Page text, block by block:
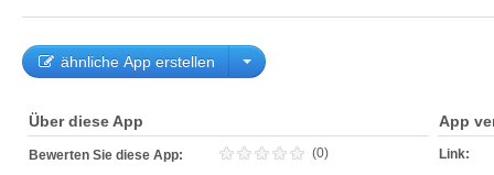
ähnliche App erstellen
Über diese App
Bewerten Sie diese App: (0)
App
Link: